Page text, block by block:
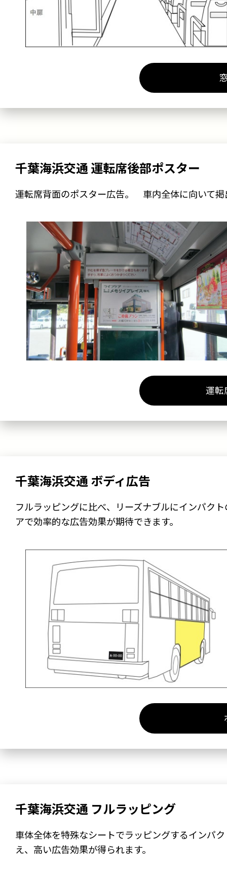
千葉海浜交通 運転席後部ポスター
運転席背面のポスター広告。 車内全体に向いて
運転
千葉海浜交通 ボディ広告
フルラッピングに比べ、リーズナブルにインパク
アで効率的な広告効果が期待できます。
千葉海浜交通 フルラッピング
車体全体を特殊なシートでラッピングするインパ
え、高い広告効果が得られます。